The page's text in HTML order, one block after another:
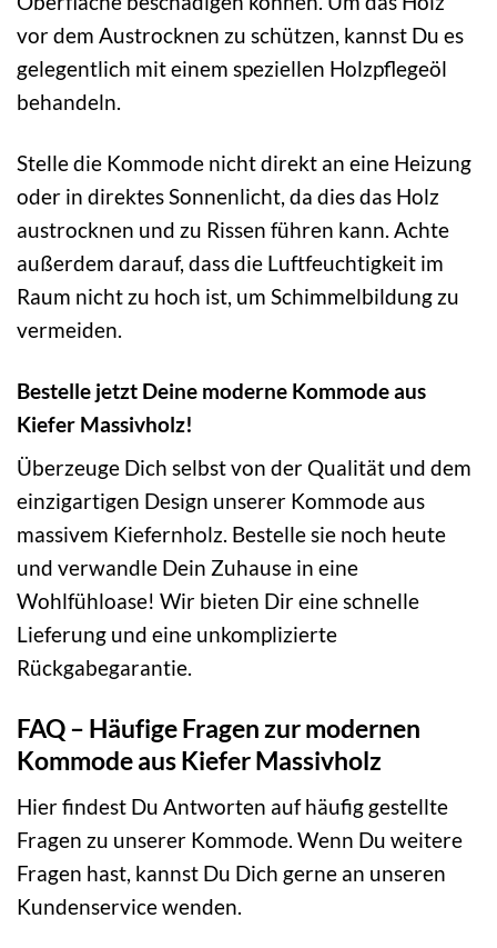
vor dem Austrocknen zu schützen, kannst Du es
gelegentlich mit einem speziellen Holzpflegeöl
behandeln.
Stelle die Kommode nicht direkt an eine Heizung
oder in direktes Sonnenlicht, da dies das Holz
austrocknen und zu Rissen führen kann. Achte
außerdem darauf, dass die Luftfeuchtigkeit im
Raum nicht zu hoch ist, um Schimmelbildung zu
vermeiden.
Bestelle jetzt Deine moderne Kommode aus
Kiefer Massivholz!
Überzeuge Dich selbst von der Qualität und dem
einzigartigen Design unserer Kommode aus
massivem Kiefernholz. Bestelle sie noch heute
und verwandle Dein Zuhause in eine
Wohlfühloase! Wir bieten Dir eine schnelle
Lieferung und eine unkomplizierte
Rückgabegarantie.
FAQ – Häufige Fragen zur modernen
Kommode aus Kiefer Massivholz
Hier findest Du Antworten auf häufig gestellte
Fragen zu unserer Kommode. Wenn Du weitere
Fragen hast, kannst Du Dich gerne an unseren
Kundenservice wenden.